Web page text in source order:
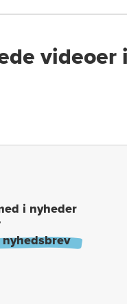
i nyheder